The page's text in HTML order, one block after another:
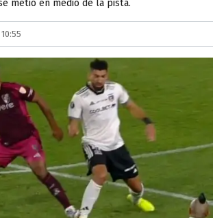
metió en medio de la pista.